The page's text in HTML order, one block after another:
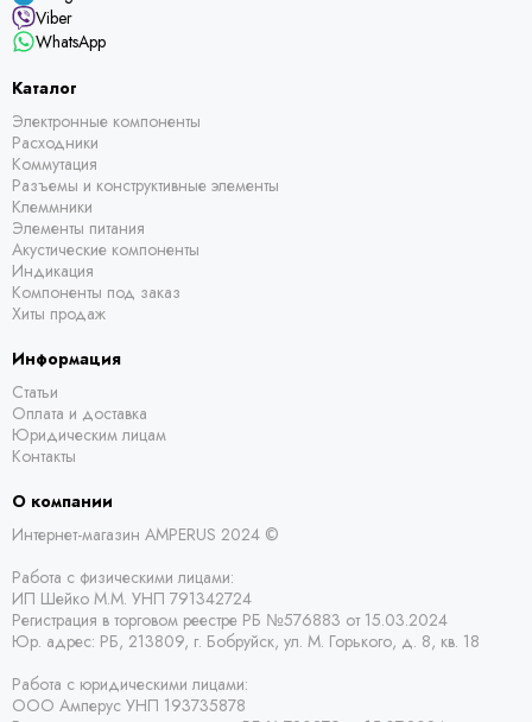
Viber
WhatsApp
Каталог
Электронные компоненты
Расходники
Коммутация
Разъемы и конструктивные элементы
Клеммники
Элементы питания
Акустические компоненты
Индикация
Компоненты под заказ
Хиты продаж
Информация
Статьи
Оплата и доставка
Юридическим лицам
Контакты
О компании
Интернет-магазин AMPERUS 2024 ©
Работа с физическими лицами:
ИП Шейко М.М. УНП 791342724
Регистрация в торговом реестре РБ №576883 от 15.03.2024
Юр. адрес: РБ, 213809, г. Бобруйск, ул. М. Горького, д. 8, кв. 18
Работа с юридическими лицами:
ООО Амперус УНП 193735878